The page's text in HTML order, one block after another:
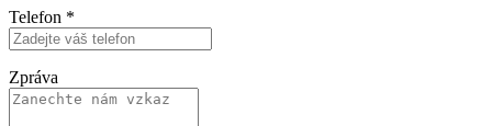
Telefon *
Zpráva